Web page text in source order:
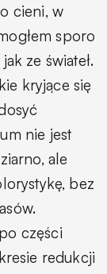
cieni, w
sporo
ze świateł.
kryjące się
nie jest
ale
bez
części
redukcji